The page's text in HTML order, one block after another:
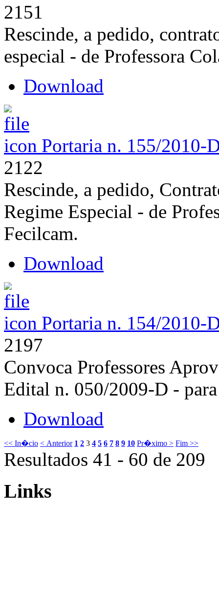
2151
Rescinde, a pedido,
especial - de Professora
Download
Portaria n. 155/2010-
2122
Rescinde, a pedido,
Regime Especial - de
Fecilcam.
Download
Portaria n. 154/2010-
2197
Convoca Professores
Edital n. 050/2009-D -
Download
<< In�cio < Anterior 1 2 3 4 5 6 7 8 9 10 Pr�ximo > Fim >>
Resultados 41 - 60 de 209
Links